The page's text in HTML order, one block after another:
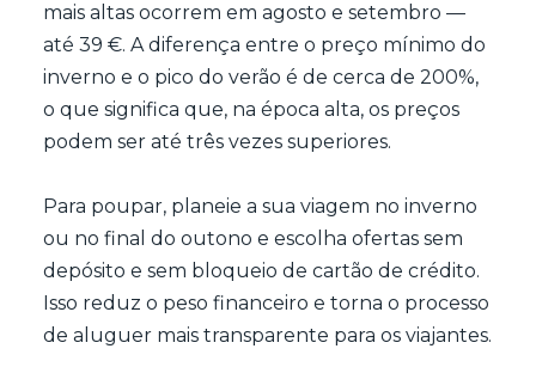
mais altas ocorrem em agosto e setembro —
até 39 €. A diferença entre o preço mínimo do
inverno e o pico do verão é de cerca de 200%,
o que significa que, na época alta, os preços
podem ser até três vezes superiores.
Para poupar, planeie a sua viagem no inverno
ou no final do outono e escolha ofertas sem
depósito e sem bloqueio de cartão de crédito.
Isso reduz o peso financeiro e torna o processo
de aluguer mais transparente para os viajantes.